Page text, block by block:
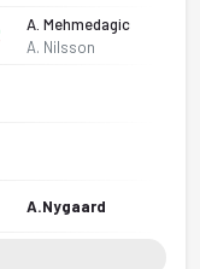
kadro,
A. Mehmedagic
A. Nilsson
A.Nygaard